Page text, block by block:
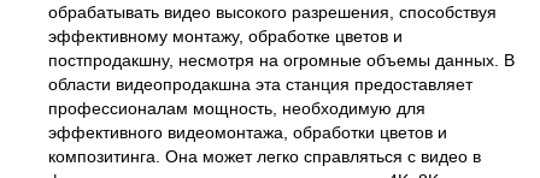
обрабатывать видео высокого разрешения, способствуя
эффективному монтажу, обработке цветов и
постпродакшну, несмотря на огромные объемы данных. В
области видеопродакшна эта станция предоставляет
профессионалам мощность, необходимую для
эффективного видеомонтажа, обработки цветов и
композитинга. Она может легко справляться с видео в